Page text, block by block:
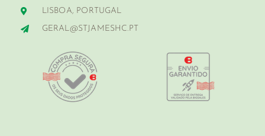
LISBOA, PORTUGAL
GERAL@STJAMESHC.PT